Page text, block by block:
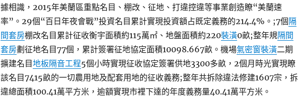
據相識，2015年美蘭區重點名目、棚改、征地、打違控違等事業創造瞭“美蘭速
率”。29個“百日年夜會戰”投資名目累計實現投資額占既定義務的214.4%。;7個 隔
間套房棚改名目累計征收衡宇面積約115萬㎡、地盤面積約220裝潢0畝;整年規隔間
套房劃征地名目77個，累計簽署征地協定面積10098.667畝。機場氣密窗裝潢二期
擴建名目地板隔音工程5個小時實現征收協定簽署供地3300多畝，2個月時光實現瞭
該名目7415畝的一切農用地及配套用地的征收義務;整年共拆除違法修建1607宗，拆
違總面積100.41萬平方米，逾額實現市裡下達的年度義務量40.41萬平方米。